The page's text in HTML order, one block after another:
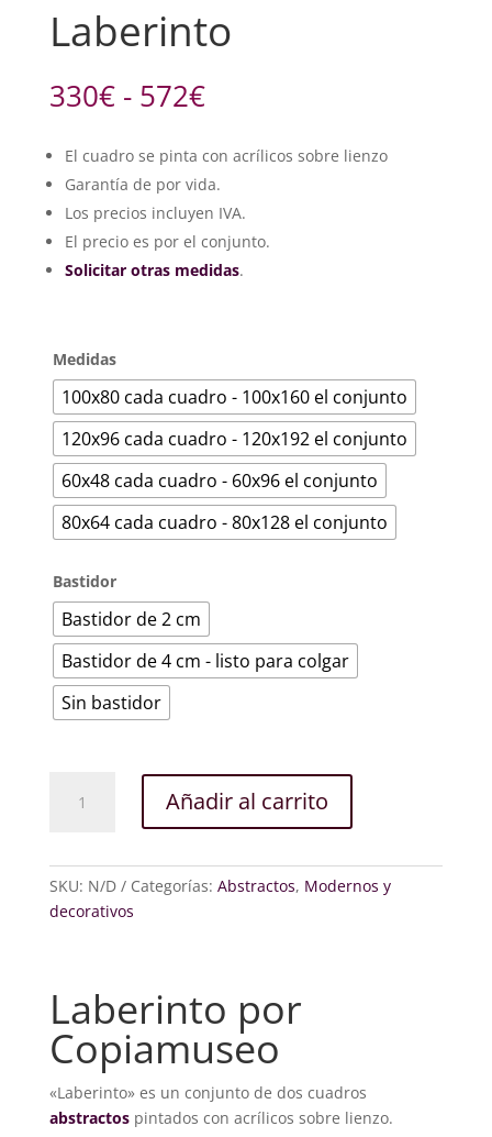
Laberinto
330€ - 572€Rango
de
precios:
desde
330€
hasta
572€
El cuadro se pinta con acrílicos sobre lienzo
Garantía de por vida.
Los precios incluyen IVA.
El precio es por el conjunto.
Solicitar otras medidas.
Medidas
100x80 cada cuadro - 100x160 el conjunto
120x96 cada cuadro - 120x192 el conjunto
60x48 cada cuadro - 60x96 el conjunto
80x64 cada cuadro - 80x128 el conjunto
Bastidor
Bastidor de 2 cm
Bastidor de 4 cm - listo para colgar
Sin bastidor
cantidad
Añadir al carrito
SKU: N/D Categorías: Abstractos, Modernos y
decorativos
Laberinto por
Copiamuseo
«Laberinto» es un conjunto de dos cuadros
abstractos pintados con acrílicos sobre lienzo.